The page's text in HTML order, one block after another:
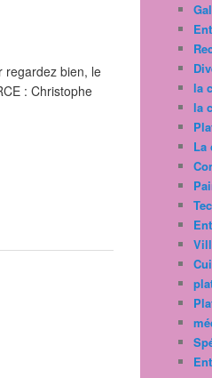
regardez bien, le
: Christophe
la
la
La